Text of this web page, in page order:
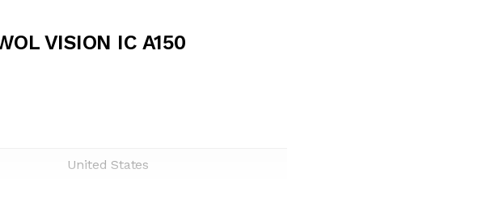
VISION IC A150
United States